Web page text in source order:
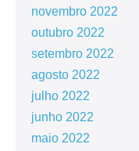
novembro 2022
outubro 2022
setembro 2022
agosto 2022
julho 2022
junho 2022
maio 2022